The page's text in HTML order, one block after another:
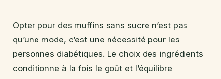
Opter pour des muffins sans sucre n’est pas
qu’une mode, c’est une nécessité pour les
personnes diabétiques. Le choix des ingrédients
conditionne à la fois le goût et l’équilibre